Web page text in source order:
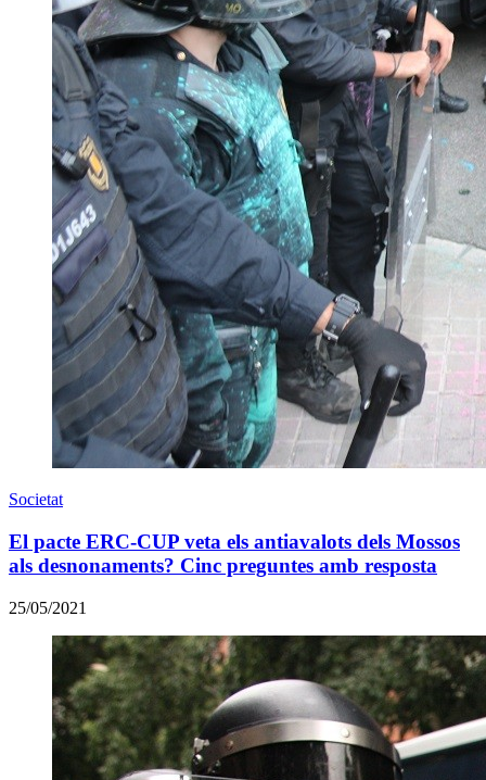
Societat
El pacte ERC-CUP veta els antiavalots dels Mossos
als desnonaments? Cinc preguntes amb resposta
25/05/2021